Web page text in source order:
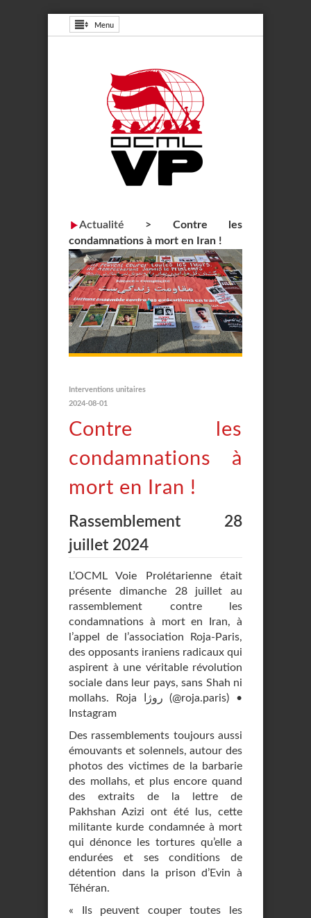
Menu
Actualité > Contre les
condamnations à mort en Iran !
Interventions unitaires
2024-08-01
Contre les
condamnations à
mort en Iran !
Rassemblement 28
juillet 2024
L’OCML Voie Prolétarienne était
présente dimanche 28 juillet au
rassemblement contre les
condamnations à mort en Iran, à
l’appel de l’association Roja-Paris,
des opposants iraniens radicaux qui
aspirent à une véritable révolution
sociale dans leur pays, sans Shah ni
mollahs. Roja روژا (@roja.paris) •
Instagram
Des rassemblements toujours aussi
émouvants et solennels, autour des
photos des victimes de la barbarie
des mollahs, et plus encore quand
des extraits de la lettre de
Pakhshan Azizi ont été lus, cette
militante kurde condamnée à mort
qui dénonce les tortures qu’elle a
endurées et ses conditions de
détention dans la prison d’Evin à
Téhéran.
« Ils peuvent couper toutes les